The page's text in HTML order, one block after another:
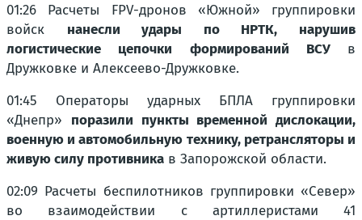
01:26 Расчеты FPV-дронов «Южной» группировки
войск нанесли удары по НРТК, нарушив
логистические цепочки формирований ВСУ в
Дружковке и Алексеево-Дружковке.
01:45 Операторы ударных БПЛА группировки
«Днепр» поразили пункты временной дислокации,
военную и автомобильную технику, ретрансляторы и
живую силу противника в Запорожской области.
02:09 Расчеты беспилотников группировки «Север»
во взаимодействии с артиллеристами 41